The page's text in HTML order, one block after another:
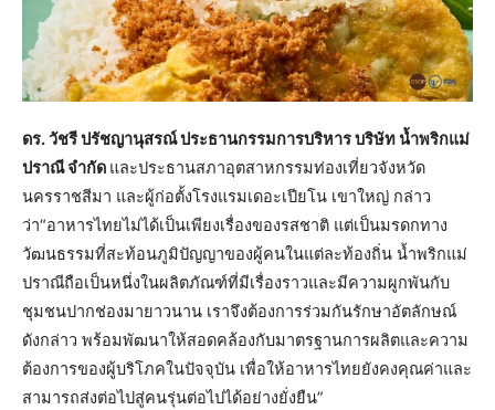
ดร. วัชรี ปรัชญานุสรณ์ ประธานกรรมการบริหาร บริษัท น้ำพริกแม่
ปราณี จำกัด และประธานสภาอุตสาหกรรมท่องเที่ยวจังหวัด
นครราชสีมา และผู้ก่อตั้งโรงแรมเดอะเปียโน เขาใหญ่ กล่าว
ว่า“อาหารไทยไม่ได้เป็นเพียงเรื่องของรสชาติ แต่เป็นมรดกทาง
วัฒนธรรมที่สะท้อนภูมิปัญญาของผู้คนในแต่ละท้องถิ่น น้ำพริกแม่
ปราณีถือเป็นหนึ่งในผลิตภัณฑ์ที่มีเรื่องราวและมีความผูกพันกับ
ชุมชนปากช่องมายาวนาน เราจึงต้องการร่วมกันรักษาอัตลักษณ์
ดังกล่าว พร้อมพัฒนาให้สอดคล้องกับมาตรฐานการผลิตและความ
ต้องการของผู้บริโภคในปัจจุบัน เพื่อให้อาหารไทยยังคงคุณค่าและ
สามารถส่งต่อไปสู่คนรุ่นต่อไปได้อย่างยั่งยืน”